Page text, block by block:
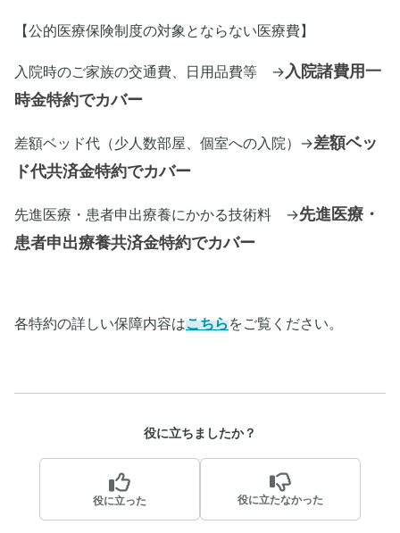
【公的医療保険制度の対象とならない医療費】
入院時のご家族の交通費、日用品費等 → 入院諸費用一
時金特約でカバー
差額ベッド代（少人数部屋、個室への入院）→差額ベッ
ド代共済金特約でカバー
先進医療・患者申出療養にかかる技術料 →先進医療・
患者申出療養共済金特約でカバー
各特約の詳しい保障内容はこちらをご覧ください。
役に立ちましたか？
役に立った 役に立たなかった